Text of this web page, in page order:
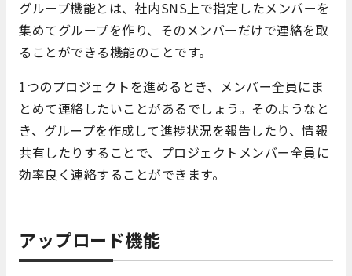
グループ機能とは、社内SNS上で指定したメンバーを
集めてグループを作り、そのメンバーだけで連絡を取
ることができる機能のことです。
1つのプロジェクトを進めるとき、メンバー全員にま
とめて連絡したいことがあるでしょう。そのようなと
き、グループを作成して進捗状況を報告したり、情報
共有したりすることで、プロジェクトメンバー全員に
効率良く連絡することができます。
アップロード機能